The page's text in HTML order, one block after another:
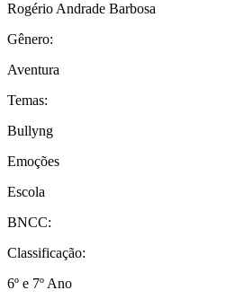
Rogério Andrade Barbosa
Gênero:
Aventura
Temas:
Bullyng
Emoções
Escola
BNCC:
Classificação:
6º e 7º Ano